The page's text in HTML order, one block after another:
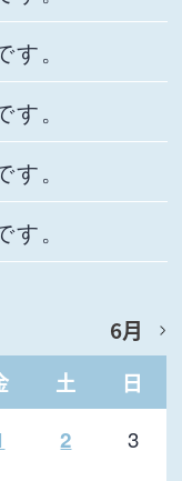
。
。
。
。
土 日
6月
2
3